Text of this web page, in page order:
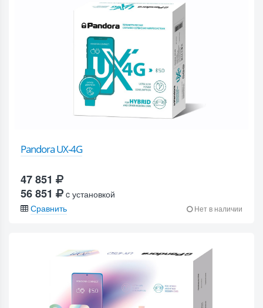
Pandora UX-4G
47 851
56 851
c установкой
Сравнить
Нет в наличии